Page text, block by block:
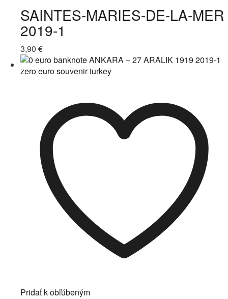
SAINTES-MARIES-DE-LA-MER
2019-1
3,90 €
Pridať k obľúbeným